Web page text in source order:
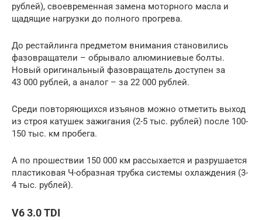
рублей), своевременная замена моторного масла и
щадящие нагрузки до полного прогрева.
До рестайлинга предметом внимания становились
фазовращатели – обрывало алюминиевые болты.
Новый оригинальный фазовращатель доступен за
43 000 рублей, а аналог – за 22 000 рублей.
Среди повторяющихся изъянов можно отметить выход
из строя катушек зажигания (2-5 тыс. рублей) после 100-
150 тыс. км пробега.
А по прошествии 150 000 км рассыхается и разрушается
пластиковая Ч-образная трубка системы охлаждения (3-
4 тыс. рублей).
V6 3.0 TDI